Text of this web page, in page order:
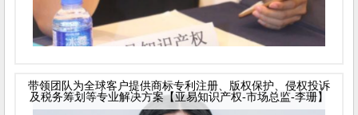
带领团队为全球客户提供商标专利注册、版权保护、侵权投诉
及税务筹划等专业解决方案【亚易知识产权-市场总监-李珊】